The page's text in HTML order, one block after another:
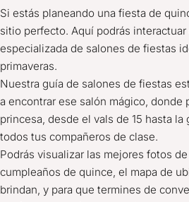
Si estás planeando una fiesta de
sitio perfecto. Aquí podrás
especializada de salones de fiestas
primaveras.
Nuestra guía de salones de fiestas
a encontrar ese salón mágico, donde
princesa, desde el vals de 15 hasta la
todos tus compañeros de clase.
Podrás visualizar las mejores fotos
cumpleaños de quince, el mapa de
brindan, y para que termines de